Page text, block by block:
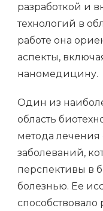
разработкой и
технологий в
работе она
аспекты,
наномедицину.
Один из
область
метода лечения
заболеваний,
перспективы в
болезнью. Ее
способствовало